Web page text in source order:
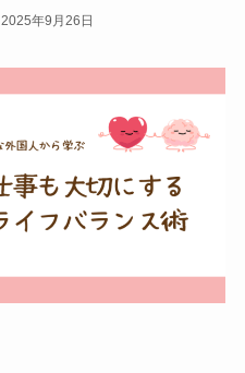
2025年9月26日